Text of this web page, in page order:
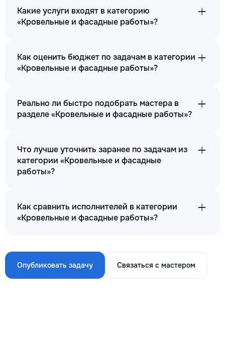
Какие услуги входят в категорию
«Кровельные и фасадные работы»?
Как оценить бюджет по задачам в категории
«Кровельные и фасадные работы»?
Реально ли быстро подобрать мастера в
разделе «Кровельные и фасадные работы»?
Что лучше уточнить заранее по задачам из
категории «Кровельные и фасадные
работы»?
Как сравнить исполнителей в категории
«Кровельные и фасадные работы»?
Опубликовать задачу Связаться с мастером